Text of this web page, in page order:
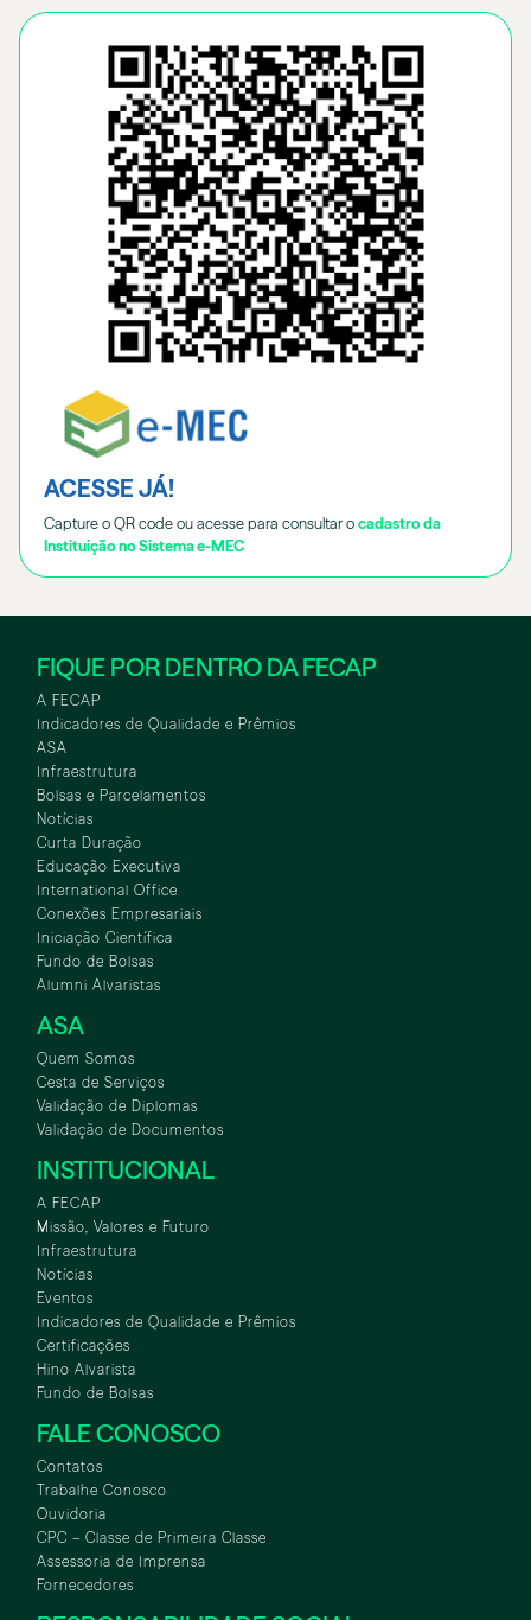
ACESSE JÁ!
Capture o QR code ou acesse para consultar o cadastro da
Instituição no Sistema e-MEC
FIQUE POR DENTRO DA FECAP
A FECAP
Indicadores de Qualidade e Prêmios
ASA
Infraestrutura
Bolsas e Parcelamentos
Notícias
Curta Duração
Educação Executiva
International Office
Conexões Empresariais
Iniciação Científica
Fundo de Bolsas
Alumni Alvaristas
ASA
Quem Somos
Cesta de Serviços
Validação de Diplomas
Validação de Documentos
INSTITUCIONAL
A FECAP
Missão, Valores e Futuro
Infraestrutura
Notícias
Eventos
Indicadores de Qualidade e Prêmios
Certificações
Hino Alvarista
Fundo de Bolsas
FALE CONOSCO
Contatos
Trabalhe Conosco
Ouvidoria
CPC – Classe de Primeira Classe
Assessoria de Imprensa
Fornecedores